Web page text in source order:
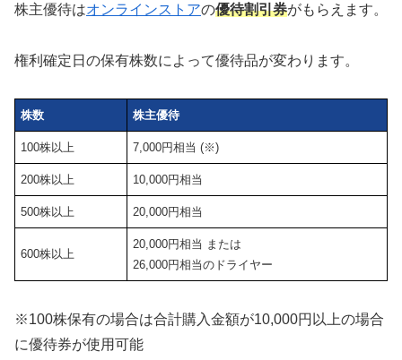
株主優待はオンラインストアの優待割引券がもらえます。
権利確定日の保有株数によって優待品が変わります。
株数 株主優待
100株以上 7,000円相当 (※)
200株以上 10,000円相当
500株以上 20,000円相当
600株以上
20,000円相当 または
26,000円相当のドライヤー
※100株保有の場合は合計購入金額が10,000円以上の場合
に優待券が使用可能